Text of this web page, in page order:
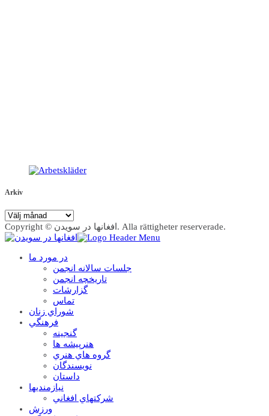
Arkiv
Arkiv
Copyright © افغانها در سویدن. Alla rättigheter reserverade.
در مورد ما
جلسات سالانه انجمن
تاریخچه انجمن
گزارشات
تماس
شوراي زنان
فرهنگي
گنجينه
هنرپيشه ها
گروه هاي هنري
نويسندگان
داستان
نيازمنديها
شرکتهاي افغاني
ورزش